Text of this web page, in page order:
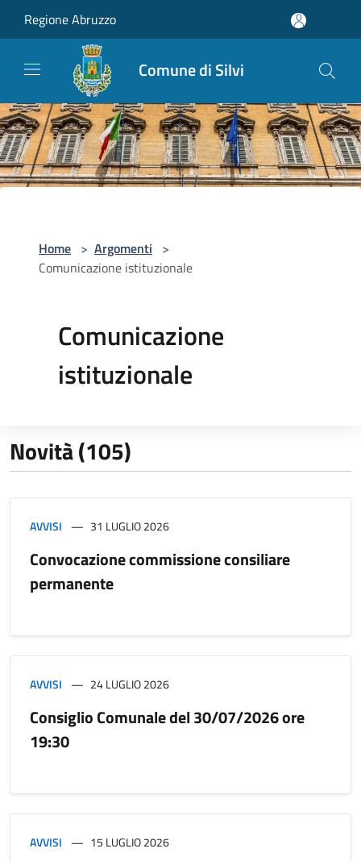
Regione Abruzzo
Comune di Silvi
Home > Argomenti >
Comunicazione istituzionale
Comunicazione
istituzionale
Novità (105)
AVVISI 31 LUGLIO 2026
Convocazione commissione consiliare
permanente
AVVISI 24 LUGLIO 2026
Consiglio Comunale del 30/07/2026 ore
19:30
AVVISI 15 LUGLIO 2026